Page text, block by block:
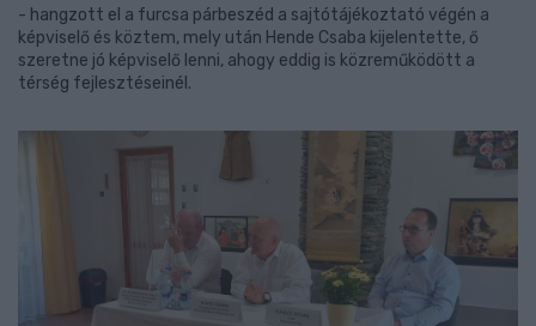
- hangzott el a furcsa párbeszéd a sajtótájékoztató végén a
képviselő és köztem, mely után Hende Csaba kijelentette, ő
szeretne jó képviselő lenni, ahogy eddig is közreműködött a
térség fejlesztéseinél.